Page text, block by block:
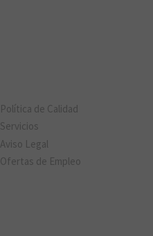
Política de Calidad
Servicios
Aviso Legal
Ofertas de Empleo